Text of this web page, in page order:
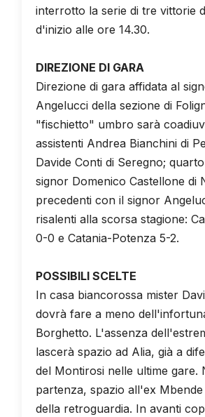
interrotto la serie di tre vittorie
d'inizio alle ore 14.30.
DIREZIONE DI GARA
Direzione di gara affidata al
Angelucci della sezione di
"fischietto" umbro sarà
assistenti Andrea Bianchini di
Davide Conti di Seregno;
signor Domenico Castellone di
precedenti con il signor
risalenti alla scorsa stagione:
0-0 e Catania-Potenza 5-2.
POSSIBILI SCELTE
In casa biancorossa mister
dovrà fare a meno
Borghetto. L'assenza
lascerà spazio ad Alia, già a
del Montirosi nelle ultime gare.
partenza, spazio all'ex
della retroguardia. In avanti